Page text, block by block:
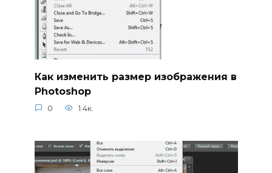
Как изменить размер изображения в
Photoshop
0 1.4к.